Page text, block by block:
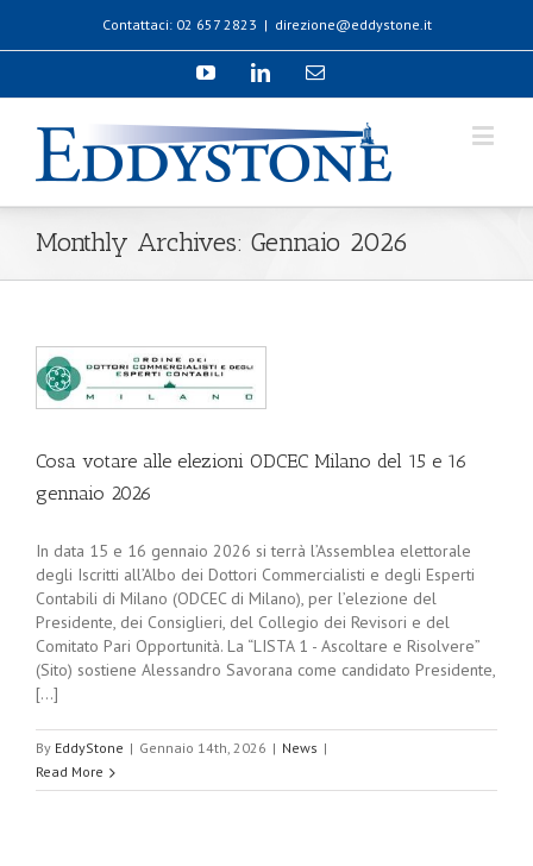
Contattaci: 02 657 2823 | direzione@eddystone.it
Monthly Archives: Gennaio 2026
Cosa votare alle elezioni ODCEC Milano del 15 e 16
gennaio 2026
In data 15 e 16 gennaio 2026 si terrà l’Assemblea elettorale
degli Iscritti all’Albo dei Dottori Commercialisti e degli Esperti
Contabili di Milano (ODCEC di Milano), per l’elezione del
Presidente, dei Consiglieri, del Collegio dei Revisori e del
Comitato Pari Opportunità. La “LISTA 1 - Ascoltare e Risolvere”
(Sito) sostiene Alessandro Savorana come candidato Presidente,
[...]
By EddyStone | Gennaio 14th, 2026 | News |
Read More